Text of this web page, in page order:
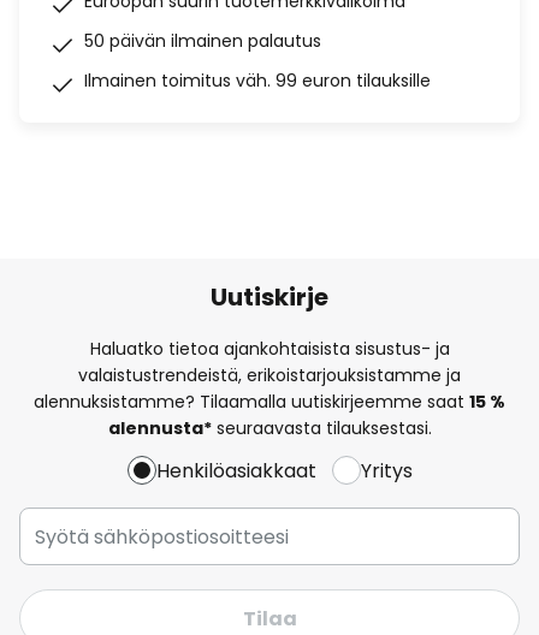
50 päivän ilmainen palautus
Ilmainen toimitus väh. 99 euron tilauksille
Uutiskirje
Haluatko tietoa ajankohtaisista sisustus- ja
valaistustrendeistä, erikoistarjouksistamme ja
alennuksistamme? Tilaamalla uutiskirjeemme saat 15 %
alennusta*seuraavasta tilauksestasi.
Henkilöasiakkaat Yritys
Tilaa